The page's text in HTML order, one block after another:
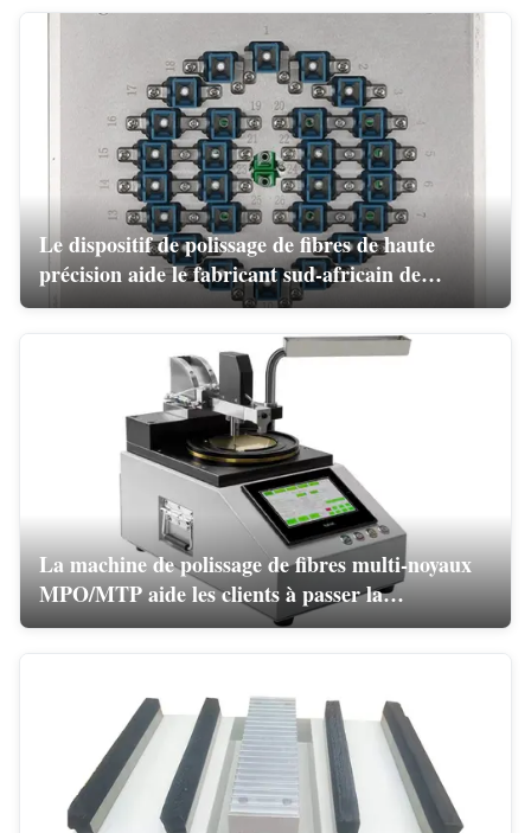
Le dispositif de polissage de fibres de haute
précision aide le fabricant sud-africain de
cordons de patch à améliorer l'efficacité et la
La machine de polissage de fibres multi-noyaux
MPO/MTP aide les clients à passer la
certification des produits de centres de données